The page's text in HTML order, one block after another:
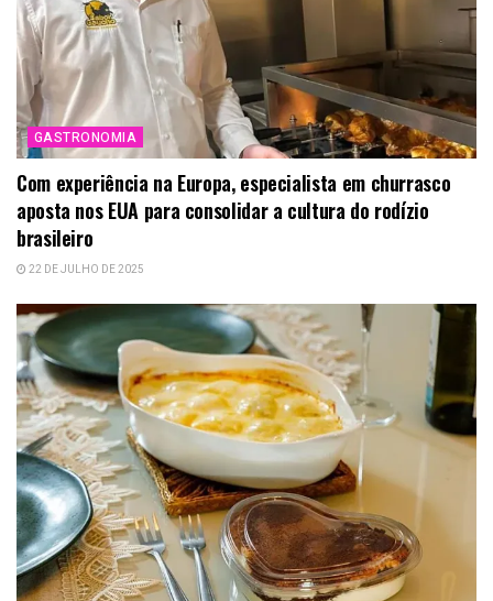
GASTRONOMIA
Com experiência na Europa, especialista em churrasco
aposta nos EUA para consolidar a cultura do rodízio
brasileiro
22 DE JULHO DE 2025